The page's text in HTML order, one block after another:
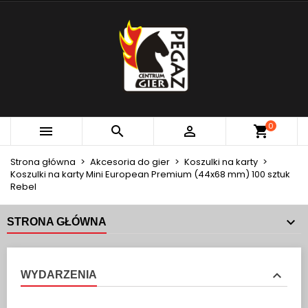
   0
Strona główna Akcesoria do gier
Koszulki na karty
Koszulki na karty Mini European Premium (44x68 mm) 100 sztuk
Rebel
STRONA GŁÓWNA
WYDARZENIA
MOJE LISTY ŻYCZEŃ
Utwórz nową listę
UTWÓRZ LISTĘ ŻYCZEŃ
Utwórz listę życzeń
ZALOGUJ SIĘ
MUSISZ BYĆ ZALOGOWANY BY ZAPISAĆ PRODUKTY
NA SWOJEJ LIŚCIE ŻYCZEŃ.
Anuluj Zaloguj się